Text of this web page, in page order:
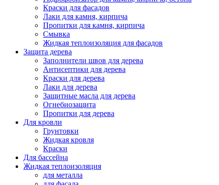
Краски для фасадов
Лаки для камня, кирпича
Пропитки для камня, кирпича
Смывка
Жидкая теплоизоляция для фасадов
Защита дерева
Заполнители швов для дерева
Антисептики для дерева
Краски для дерева
Лаки для дерева
Защитные масла для дерева
Огнебиозащита
Пропитки для дерева
Для кровли
Грунтовки
Жидкая кровля
Краски
Для бассейна
Жидкая теплоизоляция
для металла